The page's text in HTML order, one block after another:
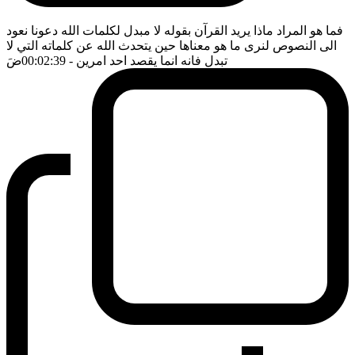
فما هو المراد ماذا يريد القرآن بقوله لا مبدل لكلمات الله دعونا نعود
الى النصوص لنرى ما هو معناها حين يتحدث الله عن كلماته التي لا
تبدل فانه انما يقصد احد امرين - 00:02:39 ضَ